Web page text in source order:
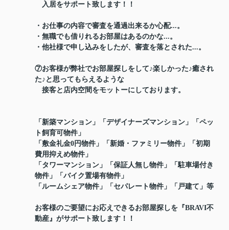
入居をサポート致します！！
・お仕事の内容で審査を通過出来るか心配...。
・無職でも借りれるお部屋はあるのかな...。
・他社様で申し込みをしたが、審査を落とされた...。
⑦お客様が弊社でお部屋探しをして♪楽しかった♪癒され
た♪と思ってもらえるような
接客と店内空間をモットーにしております。
「新築マンション」「デザイナーズマンション」「ペッ
ト飼育可物件」
「敷金礼金0円物件」「新婚・ファミリー物件」「初期
費用抑えめ物件」
「タワーマンション」「保証人無し物件」「駐車場付き
物件」「バイク置場有物件」
「ルームシェア物件」「セパレート物件」「戸建て」等
お客様のご要望にお応えできるお部屋探しを『BRAVI不
動産』がサポート致します！！